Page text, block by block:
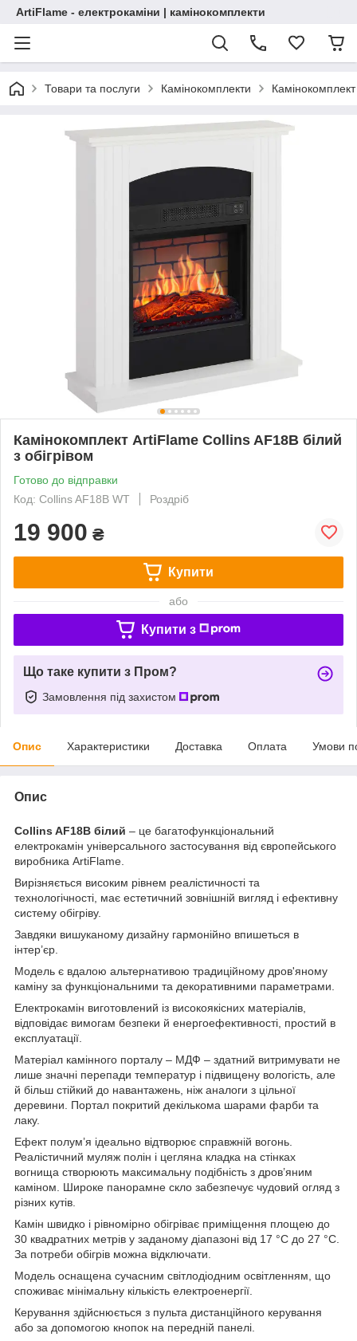
ArtiFlame - електрокаміни | камінокомплекти
Товари та послуги Камінокомплекти
Камінокомплект ArtiFlame Collins AF18B білий
з обігрівом
Готово до відправки
Код: Collins AF18B WT
Роздріб
19 900 ₴
Купити
або
Купити з
Що таке купити з Пром?
Замовлення під захистом
Опис Характеристики Доставка Оплата Умови
Опис
Collins AF18B білий – це багатофункціональний
електрокамін універсального застосування від європейського
виробника ArtiFlame.
Вирізняється високим рівнем реалістичності та
технологічності, має естетичний зовнішній вигляд і ефективну
систему обігріву.
Завдяки вишуканому дизайну гармонійно впишеться в
інтер’єр.
Модель є вдалою альтернативою традиційному дров'яному
каміну за функціональними та декоративними параметрами.
Електрокамін виготовлений із високоякісних матеріалів,
відповідає вимогам безпеки й енергоефективності, простий в
експлуатації.
Матеріал камінного порталу – МДФ – здатний витримувати не
лише значні перепади температур і підвищену вологість, але
й більш стійкий до навантажень, ніж аналоги з цільної
деревини. Портал покритий декількома шарами фарби та
лаку.
Ефект полум’я ідеально відтворює справжній вогонь.
Реалістичний муляж полін і цегляна кладка на стінках
вогнища створюють максимальну подібність з дров’яним
каміном. Широке панорамне скло забезпечує чудовий огляд з
різних кутів.
Камін швидко і рівномірно обігріває приміщення площею до
30 квадратних метрів у заданому діапазоні від 17 °C до 27 °C.
За потреби обігрів можна відключати.
Модель оснащена сучасним світлодіодним освітленням, що
споживає мінімальну кількість електроенергії.
Керування здійснюється з пульта дистанційного керування
або за допомогою кнопок на передній панелі.